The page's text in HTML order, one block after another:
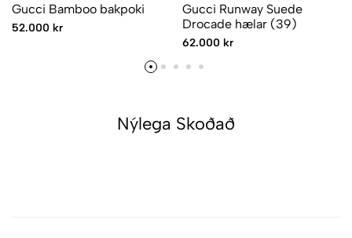
Gucci Bamboo bakpoki
52.000 kr
Gucci Runway Suede
Drocade hælar (39)
62.000 kr
Nýlega Skoðað